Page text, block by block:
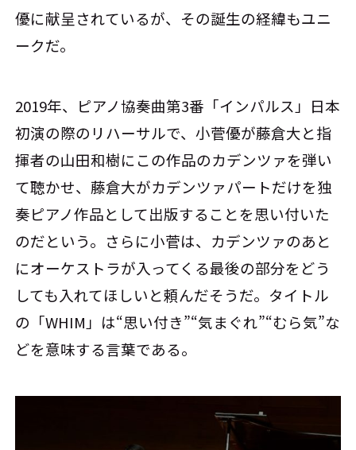
優に献呈されているが、その誕生の経緯もユニ
ークだ。
2019年、ピアノ協奏曲第3番「インパルス」日本
初演の際のリハーサルで、小菅優が藤倉大と指
揮者の山田和樹にこの作品のカデンツァを弾い
て聴かせ、藤倉大がカデンツァパートだけを独
奏ピアノ作品として出版することを思い付いた
のだという。さらに小菅は、カデンツァのあと
にオーケストラが入ってくる最後の部分をどう
しても入れてほしいと頼んだそうだ。タイトル
の「WHIM」は“思い付き”“気まぐれ”“むら気”な
どを意味する言葉である。